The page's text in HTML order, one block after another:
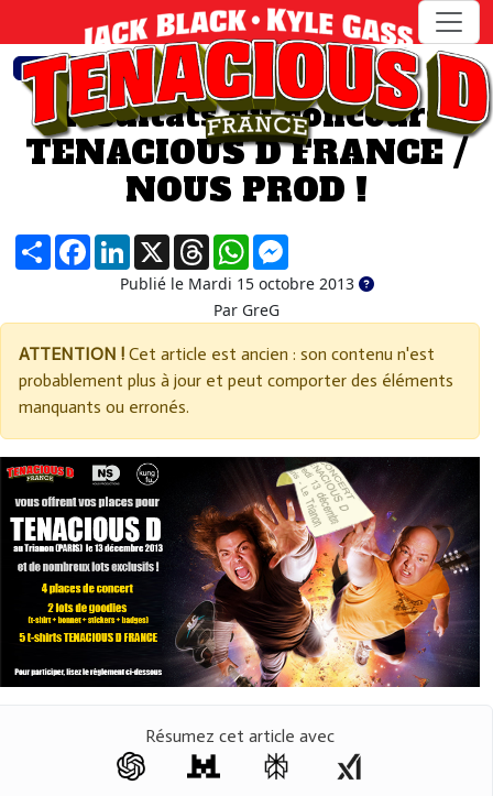
ACTUALITéS > ARTICLE >
Résultats du concours
TENACIOUS D FRANCE /
NOUS PROD !
PartagerFacebookLinkedIn
X ThreadsWhatsApp
Publié le Mardi 15 octobre 2013
Par GreG
ATTENTION ! Cet article est ancien : son contenu n'est
probablement plus à jour et peut comporter des éléments
manquants ou erronés.
Résumez cet article avec